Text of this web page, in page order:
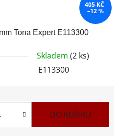
Tona Expert E113300
Skladem (2 ks)
E113300
DO KOŠÍKU
405 KČ
–12 %